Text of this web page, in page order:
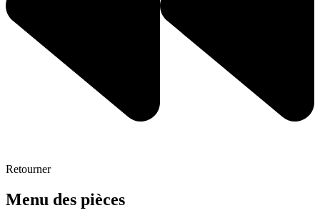
Retourner
Menu des pièces